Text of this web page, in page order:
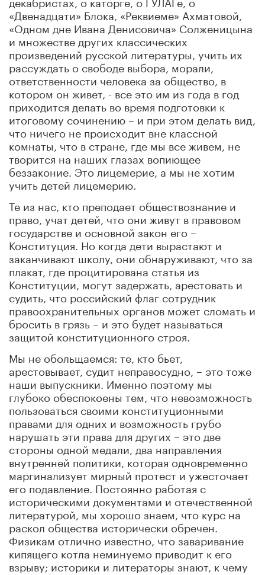
«Двенадцати» Блока, «Реквиеме» Ахматовой,
«Одном дне Ивана Денисовича» Солженицына
и множестве других классических
произведений русской литературы, учить их
рассуждать о свободе выбора, морали,
ответственности человека за общество, в
котором он живет, - все это им из года в год
приходится делать во время подготовки к
итоговому сочинению – и при этом делать вид,
что ничего не происходит вне классной
комнаты, что в стране, где мы все живем, не
творится на наших глазах вопиющее
беззаконие. Это лицемерие, а мы не хотим
учить детей лицемерию.
Те из нас, кто преподает обществознание и
право, учат детей, что они живут в правовом
государстве и основной закон его –
Конституция. Но когда дети вырастают и
заканчивают школу, они обнаруживают, что за
плакат, где процитирована статья из
Конституции, могут задержать, арестовать и
судить, что российский флаг сотрудник
правоохранительных органов может сломать и
бросить в грязь – и это будет называться
защитой конституционного строя.
Мы не обольщаемся: те, кто бьет,
арестовывает, судит неправосудно, – это тоже
наши выпускники. Именно поэтому мы
глубоко обеспокоены тем, что невозможность
пользоваться своими конституционными
правами для одних и возможность грубо
нарушать эти права для других – это две
стороны одной медали, два направления
внутренней политики, которая одновременно
маргинализует мирный протест и ужесточает
его подавление. Постоянно работая с
историческими документами и отечественной
литературой, мы хорошо знаем, что курс на
раскол общества исторически обречен.
Физикам отлично известно, что заваривание
кипящего котла неминуемо приводит к его
взрыву; историки и литераторы знают, к чему